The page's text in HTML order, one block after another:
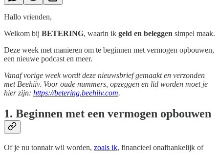
Hallo vrienden,
Welkom bij BETERING, waarin ik geld en beleggen simpel maak.
Deze week met manieren om te beginnen met vermogen opbouwen,
een nieuwe podcast en meer.
Vanaf vorige week wordt deze nieuwsbrief gemaakt en verzonden
met Beehiiv. Voor oude nummers, opzeggen en lid worden moet je
hier zijn: https://betering.beehiiv.com.
1. Beginnen met een vermogen opbouwen
Of je nu tonnair wil worden, zoals ik, financieel onafhankelijk of